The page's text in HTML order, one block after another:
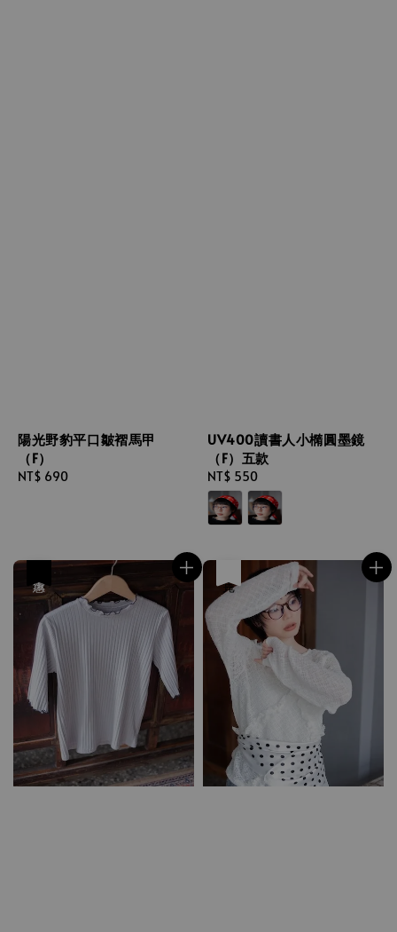
陽光野豹平口皺褶馬甲
（F）
Regular
NT$ 690
UV400讀書人小橢圓墨鏡
（F）五款
Regular
price
NT$ 550